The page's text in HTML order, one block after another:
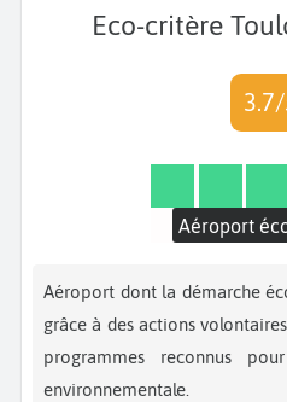
Eco-critère
Aéroport
Aéroport dont la démarche
grâce à des actions
programmes reconnus
environnementale.